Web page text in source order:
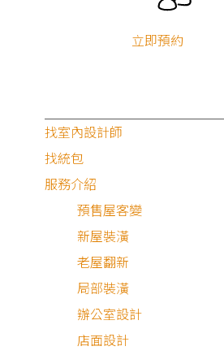
立即預約
找室內設計師
找統包
服務介紹
預售屋客變
新屋裝潢
老屋翻新
局部裝潢
辦公室設計
店面設計
2026.08.04
鬼月可以裝潢嗎？